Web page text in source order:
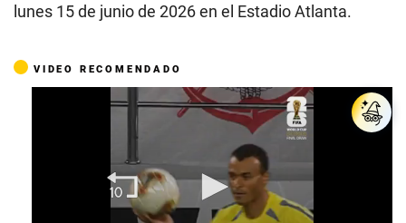
lunes 15 de junio de 2026 en el Estadio Atlanta.
VIDEO RECOMENDADO